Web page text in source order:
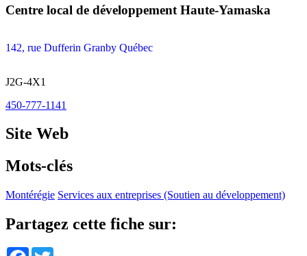
Centre local de développement Haute-Yamaska
142, rue Dufferin Granby Québec
J2G-4X1
450-777-1141
Site Web
Mots-clés
Montérégie Services aux entreprises (Soutien au développement)
Partagez cette fiche sur:
Facebook